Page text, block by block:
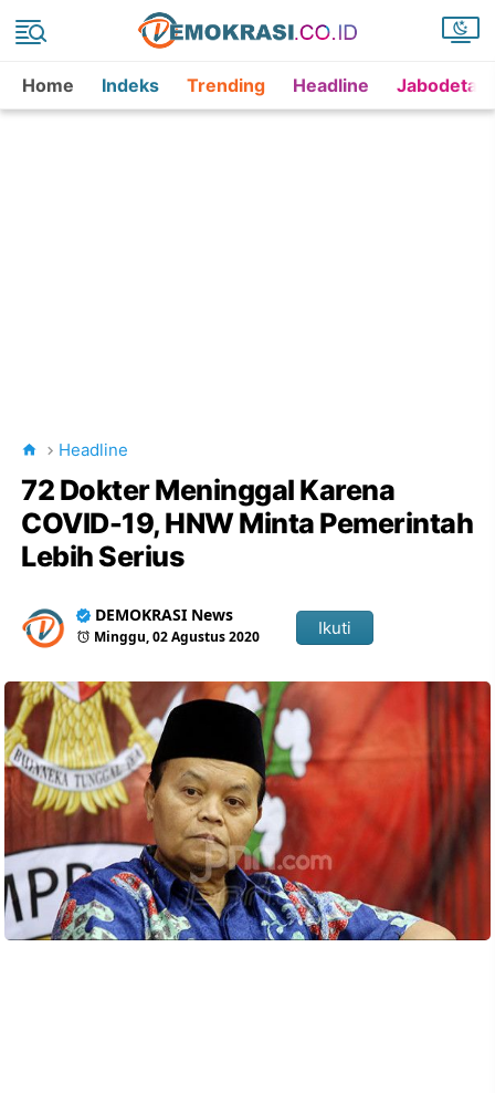
Home Indeks Trending Headline
Headline
72 Dokter Meninggal Karena
COVID-19, HNW Minta Pemerintah
Lebih Serius
DEMOKRASI News
Minggu, 02 Agustus 2020 Ikuti